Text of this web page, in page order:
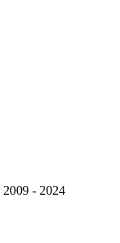
- 2024